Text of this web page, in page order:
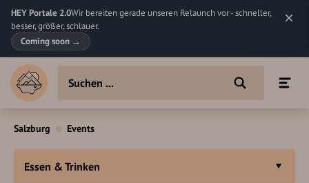
HEY Portale 2.0Wir bereiten gerade unseren Relaunch vor - schneller,
besser, größer, schlauer.
Coming soon →
Salzburg Events
Essen & Trinken